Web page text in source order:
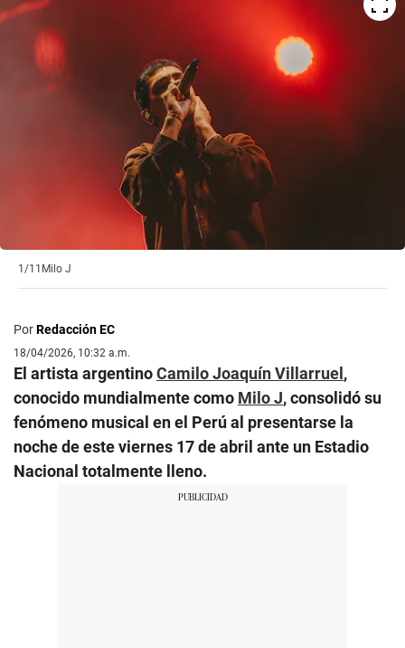
1/11 Milo J
PorRedacción EC
18/04/2026, 10:32 a.m.
El artista argentinoCamilo Joaquín Villarruel ,
conocido mundialmente como Milo J, consolidó su
fenómeno musical en el Perú al presentarse la
noche de este viernes 17 de abril ante un Estadio
Nacional totalmente lleno.